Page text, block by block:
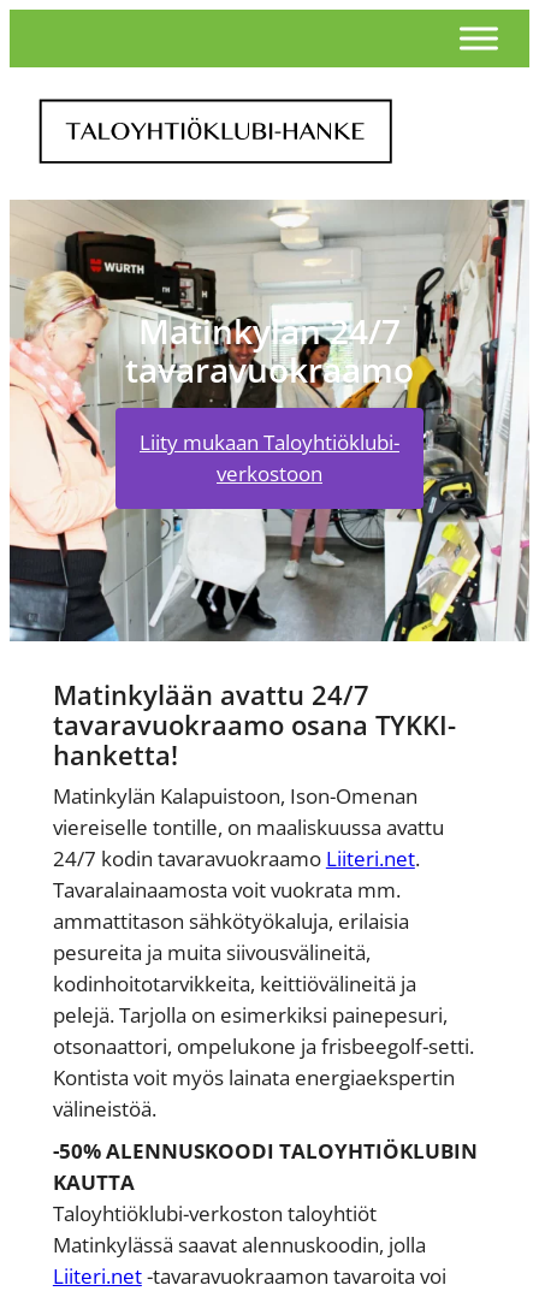
Matinkylän 24/7
tavaravuokraamo
Liity mukaan Taloyhtiöklubi-
verkostoon
Matinkylään avattu 24/7
tavaravuokraamo osana TYKKI-
hanketta!
Matinkylän Kalapuistoon, Ison-Omenan
viereiselle tontille, on maaliskuussa avattu
24/7 kodin tavaravuokraamo Liiteri.net.
Tavaralainaamosta voit vuokrata mm.
ammattitason sähkötyökaluja, erilaisia
pesureita ja muita siivousvälineitä,
kodinhoitotarvikkeita, keittiövälineitä ja
pelejä. Tarjolla on esimerkiksi painepesuri,
otsonaattori, ompelukone ja frisbeegolf-setti.
Kontista voit myös lainata energiaekspertin
välineistöä.
-50% ALENNUSKOODI TALOYHTIÖKLUBIN
KAUTTA
Taloyhtiöklubi-verkoston taloyhtiöt
Matinkylässä saavat alennuskoodin, jolla
Liiteri.net-tavaravuokraamon tavaroita voi